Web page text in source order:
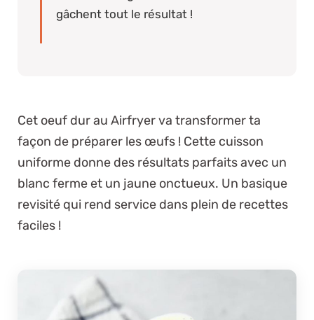
gâchent tout le résultat !
Cet oeuf dur au Airfryer va transformer ta
façon de préparer les œufs ! Cette cuisson
uniforme donne des résultats parfaits avec un
blanc ferme et un jaune onctueux. Un basique
revisité qui rend service dans plein de recettes
faciles !